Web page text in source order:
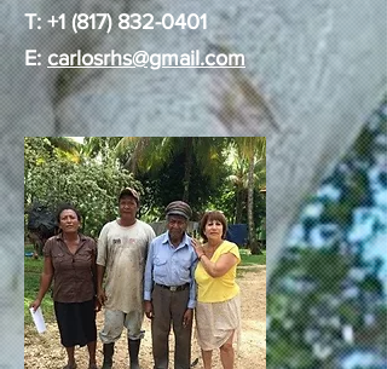
T: +1 (817) 832-0401
E: carlosrhs@gmail.com